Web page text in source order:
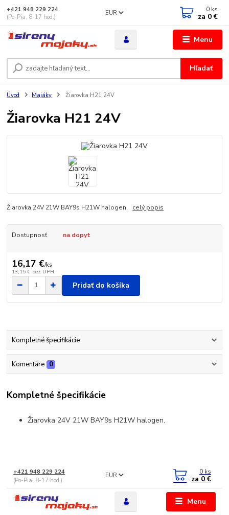
Menu
EUR
Hľadať
+421 948 229 224
(Po-Pia, 8-17 hod.)
0 ks
za 0 €
Úvod Majáky Žiarovka H21 24V
Žiarovka H21 24V
Žiarovka 24V 21W BAY9s H21W halogen. celý popis
Dostupnosť na dopyt
16,17 €/ks
13,15 € bez DPH
Pridať do košíka
Kompletné špecifikácie
Komentáre 0
Kompletné špecifikácie
Žiarovka 24V 21W BAY9s H21W halogen.
Menu
EUR
+421 948 229 224
(Po-Pia, 8-17 hod.)
0 ks
za 0 €